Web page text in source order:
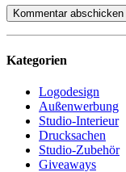
Kategorien
Logodesign
Außenwerbung
Studio-Interieur
Drucksachen
Studio-Zubehör
Giveaways